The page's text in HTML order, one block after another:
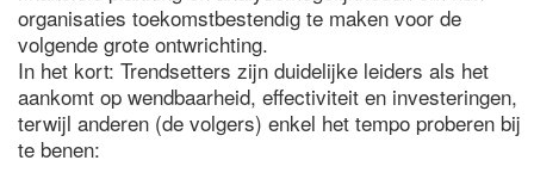
organisaties toekomstbestendig te maken voor de
volgende grote ontwrichting.
In het kort: Trendsetters zijn duidelijke leiders als het
aankomt op wendbaarheid, effectiviteit en investeringen,
terwijl anderen (de volgers) enkel het tempo proberen bij
te benen: